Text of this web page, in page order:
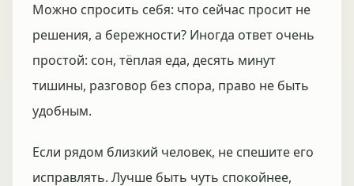
Можно спросить себя: что сейчас просит не
решения, а бережности? Иногда ответ очень
простой: сон, тёплая еда, десять минут
тишины, разговор без спора, право не быть
удобным.
Если рядом близкий человек, не спешите его
исправлять. Лучше быть чуть спокойнее,